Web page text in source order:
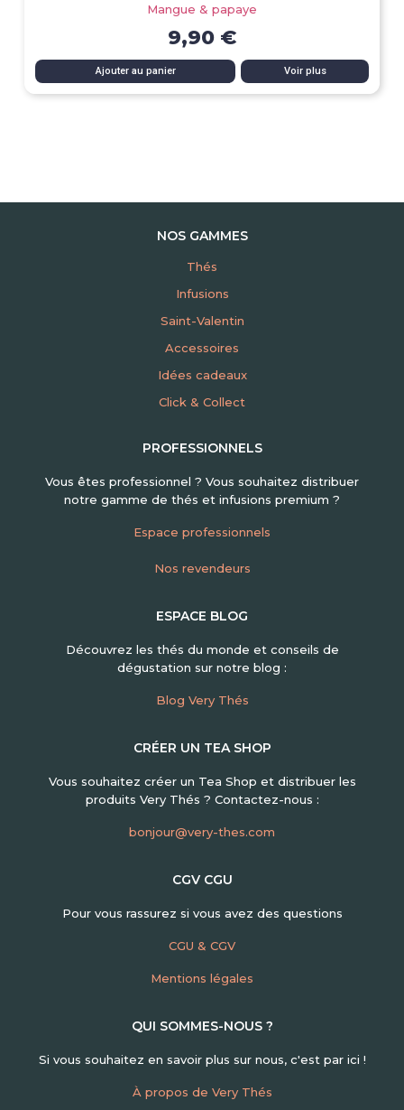
Mangue & papaye
9,90 €
Ajouter au panier Voir plus
NOS GAMMES
Thés
Infusions
Saint-Valentin
Accessoires
Idées cadeaux
Click & Collect
PROFESSIONNELS
Vous êtes professionnel ? Vous souhaitez distribuer
notre gamme de thés et infusions premium ?
Espace professionnels
Nos revendeurs
ESPACE BLOG
Découvrez les thés du monde et conseils de
dégustation sur notre blog :
Blog Very Thés
CRÉER UN TEA SHOP
Vous souhaitez créer un Tea Shop et distribuer les
produits Very Thés ? Contactez-nous :
bonjour@very-thes.com
CGV CGU
Pour vous rassurez si vous avez des questions
CGU & CGV
Mentions légales
QUI SOMMES-NOUS ?
Si vous souhaitez en savoir plus sur nous, c'est par ici !
À propos de Very Thés